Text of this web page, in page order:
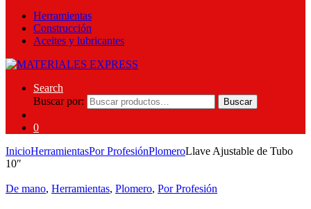
Herramientas
Construcción
Aceites y lubricantes
Search
Buscar por:
Buscar
0
InicioHerramientasPor ProfesiónPlomeroLlave Ajustable de Tubo
10″
De mano, Herramientas, Plomero, Por Profesión